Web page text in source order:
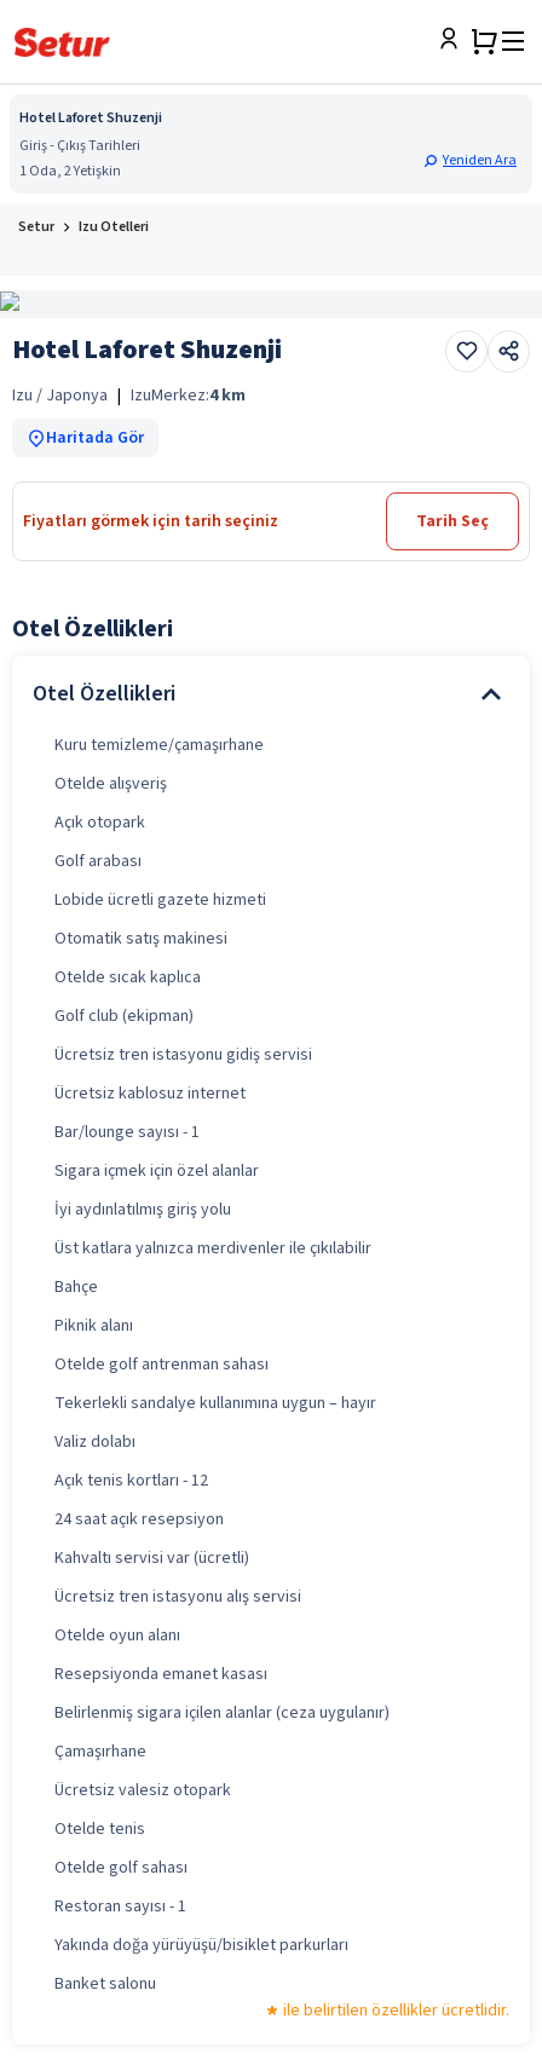
Hotel Laforet Shuzenji
Giriş - Çıkış Tarihleri
1 Oda, 2 Yetişkin
Yeniden Ara
Setur Izu Otelleri
Hotel Laforet Shuzenji
Izu / Japonya | IzuMerkez:4 km
Haritada Gör
Fiyatları görmek için tarih seçiniz Tarih Seç
Otel Özellikleri
Otel Özellikleri
Kuru temizleme/çamaşırhane
Otelde alışveriş
Açık otopark
Golf arabası
Lobide ücretli gazete hizmeti
Otomatik satış makinesi
Otelde sıcak kaplıca
Golf club (ekipman)
Ücretsiz tren istasyonu gidiş servisi
Ücretsiz kablosuz internet
Bar/lounge sayısı - 1
Sigara içmek için özel alanlar
İyi aydınlatılmış giriş yolu
Üst katlara yalnızca merdivenler ile çıkılabilir
Bahçe
Piknik alanı
Otelde golf antrenman sahası
Tekerlekli sandalye kullanımına uygun – hayır
Valiz dolabı
Açık tenis kortları - 12
24 saat açık resepsiyon
Kahvaltı servisi var (ücretli)
Ücretsiz tren istasyonu alış servisi
Otelde oyun alanı
Resepsiyonda emanet kasası
Belirlenmiş sigara içilen alanlar (ceza uygulanır)
Çamaşırhane
Ücretsiz valesiz otopark
Otelde tenis
Otelde golf sahası
Restoran sayısı - 1
Yakında doğa yürüyüşü/bisiklet parkurları
Banket salonu
ile belirtilen özellikler ücretlidir.